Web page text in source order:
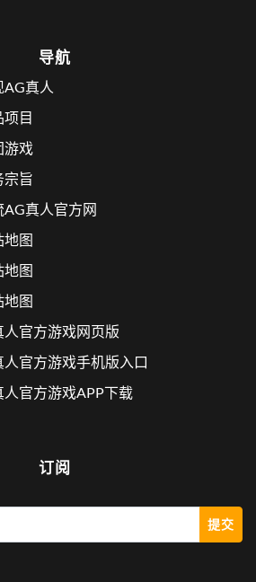
导航
AG真人
项目
游戏
宗旨
AG真人官方网
地图
地图
地图
人官方游戏网页版
人官方游戏手机版入口
人官方游戏APP下载
订阅
提交